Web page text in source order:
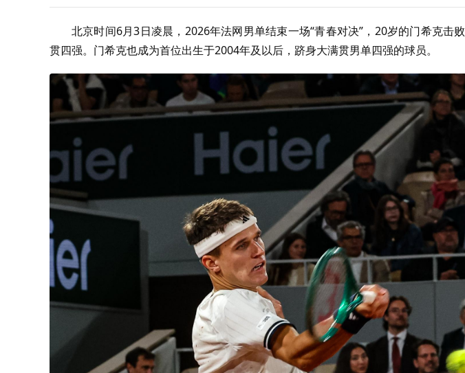
北京时间6月3日凌晨， 2026年法网男单结束一场“青春对决”， 20岁的门希克击败
贯四强。门希克也成为首位出生于2004年及以后，跻身大满贯男单四强的球员。